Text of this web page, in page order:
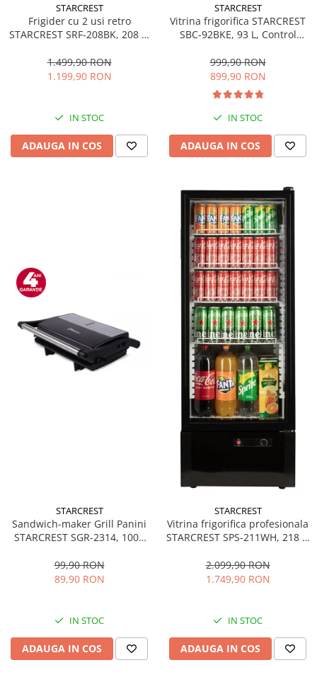
STARCREST
Frigider cu 2 usi retro
STARCREST SRF-208BK, 208 L,
Iluminare LED, Termostat
Reglabil, H 147 cm, Negru
1.499,90 RON
1.199,90 RON
IN STOC
ADAUGA IN COS
STARCREST
Vitrina frigorifica STARCREST
SBC-92BKE, 93 L, Control
83.2 cm, Negru
999,90 RON
899,90 RON
IN STOC
ADAUGA IN COS
STARCREST
Sandwich-maker Grill Panini
STARCREST SGR-2314, 1000
Deschidere 180°, Suprafata
de gatire 23 x 14 cm, Negru
99,90 RON
89,90 RON
IN STOC
ADAUGA IN COS
STARCREST
Vitrina frigorifica profesionala
STARCREST SPS-211WH, 218 L,
LED, H 141 cm, Negru
2.099,90 RON
1.749,90 RON
IN STOC
ADAUGA IN COS